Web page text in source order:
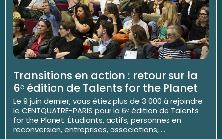
Transitions en action : retour sur la
6ᵉ édition de Talents for the Planet
Le 9 juin dernier, vous étiez plus de 3 000 à rejoindre
le CENTQUATRE-PARIS pour la 6ᵉ édition de Talents
for the Planet. Étudiants, actifs, personnes en
reconversion, entreprises, associations, ...